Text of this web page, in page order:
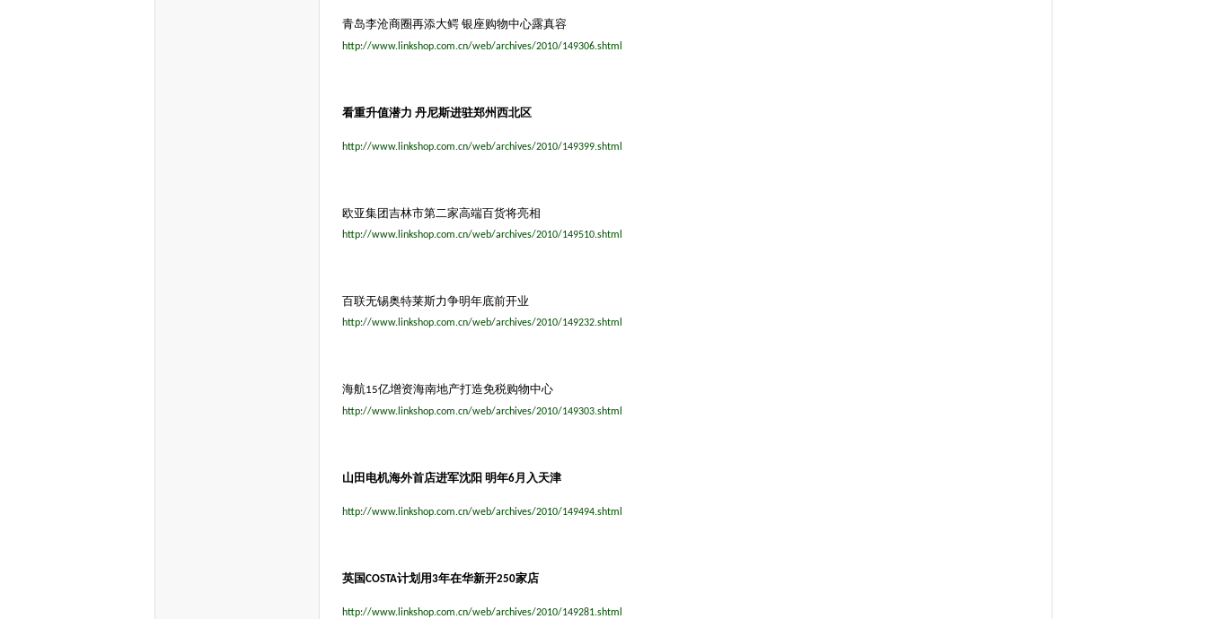
青岛李沧商圈再添大鳄 银座购物中心露真容
http://www.linkshop.com.cn/web/archives/2010/149306.shtml
看重升值潜力 丹尼斯进驻郑州西北区
http://www.linkshop.com.cn/web/archives/2010/149399.shtml
欧亚集团吉林市第二家高端百货将亮相
http://www.linkshop.com.cn/web/archives/2010/149510.shtml
百联无锡奥特莱斯力争明年底前开业
http://www.linkshop.com.cn/web/archives/2010/149232.shtml
海航15亿增资海南地产打造免税购物中心
http://www.linkshop.com.cn/web/archives/2010/149303.shtml
山田电机海外首店进军沈阳 明年6月入天津
http://www.linkshop.com.cn/web/archives/2010/149494.shtml
英国COSTA计划用3年在华新开250家店
http://www.linkshop.com.cn/web/archives/2010/149281.shtml